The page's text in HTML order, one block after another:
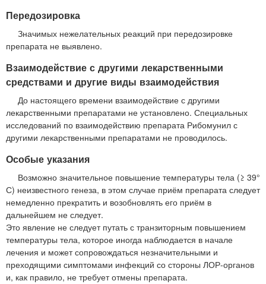
Передозировка
Значимых нежелательных реакций при передозировке
препарата не выявлено.
Взаимодействие с другими лекарственными
средствами и другие виды взаимодействия
До настоящего времени взаимодействие с другими
лекарственными препаратами не установлено. Специальных
исследований по взаимодействию препарата Рибомунил с
другими лекарственными препаратами не проводилось.
Особые указания
Возможно значительное повышение температуры тела (≥ 39°
С) неизвестного генеза, в этом случае приём препарата следует
немедленно прекратить и возобновлять его приём в
дальнейшем не следует.
Это явление не следует путать с транзиторным повышением
температуры тела, которое иногда наблюдается в начале
лечения и может сопровождаться незначительными и
преходящими симптомами инфекций со стороны ЛОР-органов
и, как правило, не требует отмены препарата.